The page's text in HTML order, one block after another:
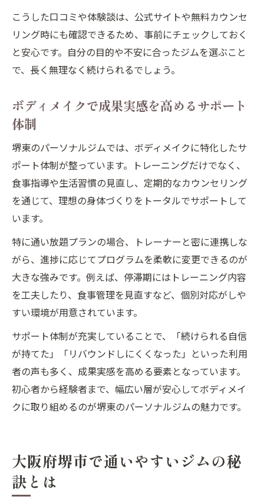
こうした口コミや体験談は、公式サイトや無料カウンセ
リング時にも確認できるため、事前にチェックしておく
と安心です。自分の目的や不安に合ったジムを選ぶこと
で、長く無理なく続けられるでしょう。
ボディメイクで成果実感を高めるサポート
体制
堺東のパーソナルジムでは、ボディメイクに特化したサ
ポート体制が整っています。トレーニングだけでなく、
食事指導や生活習慣の見直し、定期的なカウンセリング
を通じて、理想の身体づくりをトータルでサポートして
います。
特に通い放題プランの場合、トレーナーと密に連携しな
がら、進捗に応じてプログラムを柔軟に変更できるのが
大きな強みです。例えば、停滞期にはトレーニング内容
を工夫したり、食事管理を見直すなど、個別対応がしや
すい環境が用意されています。
サポート体制が充実していることで、「続けられる自信
が持てた」「リバウンドしにくくなった」といった利用
者の声も多く、成果実感を高める要素となっています。
初心者から経験者まで、幅広い層が安心してボディメイ
クに取り組めるのが堺東のパーソナルジムの魅力です。
大阪府堺市で通いやすいジムの秘
訣とは